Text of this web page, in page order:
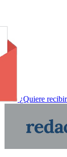
¿Quiere